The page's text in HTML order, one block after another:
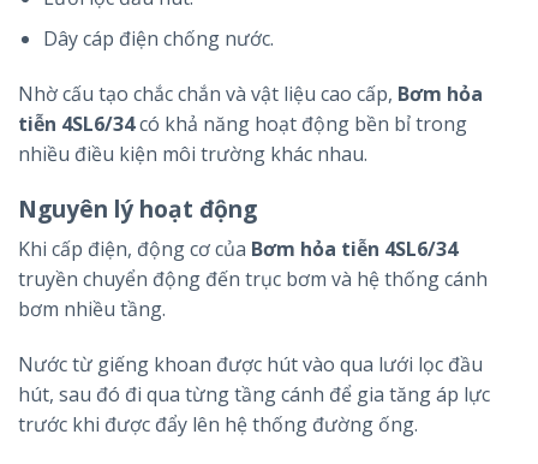
Dây cáp điện chống nước.
Nhờ cấu tạo chắc chắn và vật liệu cao cấp, Bơm hỏa
tiễn 4SL6/34có khả năng hoạt động bền bỉ trong
nhiều điều kiện môi trường khác nhau.
Nguyên lý hoạt động
Khi cấp điện, động cơ của Bơm hỏa tiễn 4SL6/34
truyền chuyển động đến trục bơm và hệ thống cánh
bơm nhiều tầng.
Nước từ giếng khoan được hút vào qua lưới lọc đầu
hút, sau đó đi qua từng tầng cánh để gia tăng áp lực
trước khi được đẩy lên hệ thống đường ống.